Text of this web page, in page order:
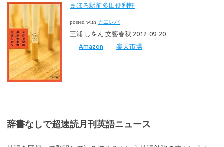
まほろ駅前多田便利軒
posted with カエレバ
三浦 しをん 文藝春秋 2012-09-20
Amazon
楽天市場
辞書なしで超速読月刊英語ニュース